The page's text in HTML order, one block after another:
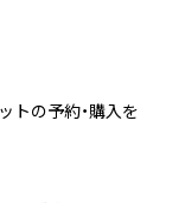
トの予約・購入を